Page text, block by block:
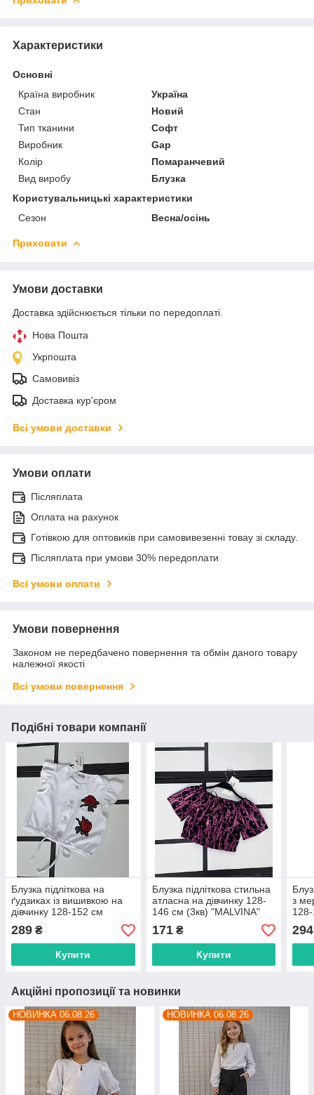
Характеристики
Основні
Країна виробник
Україна
Стан
Новий
Тип тканини
Софт
Виробник
Gap
Колір
Помаранчевий
Вид виробу
Блузка
Користувальницькі характеристики
Сезон
Весна/осінь
Приховати
Умови доставки
Доставка здійснюється тільки по передоплаті.
Нова Пошта
Укрпошта
Самовивіз
Доставка кур'єром
Всі умови доставки
Умови оплати
Післяплата
Оплата на рахунок
Готівкою для оптовиків при самовивезенні товау зі складу.
Післяплата при умови 30% передоплати
Всі умови оплати
Умови повернення
Законом не передбачено повернення та обмін даного товару
належної якості
Всі умови повернення
Подібні товари компанії
Блузка підліткова на
ґудзиках із вишивкою на
дівчинку 128-152 см
"MALVINA" недорого від
прямого постачальника
289 ₴
Купити
Блузка підліткова стильна
атласна на дівчинку 128-
146 см (3кв) "MALVINA"
недорого від прямого
постачальника
171₴
Купити
з
294
Акційні пропозиції та новинки
НОВИНКА 06.08.26 НОВИНКА 06.08.26